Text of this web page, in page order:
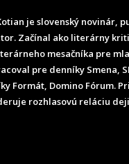
je slovenský novinár,
Začínal ako literárny
mesačníka pre
pre denníky Smena,
Formát, Domino Fórum.
rozhlasovú reláciu